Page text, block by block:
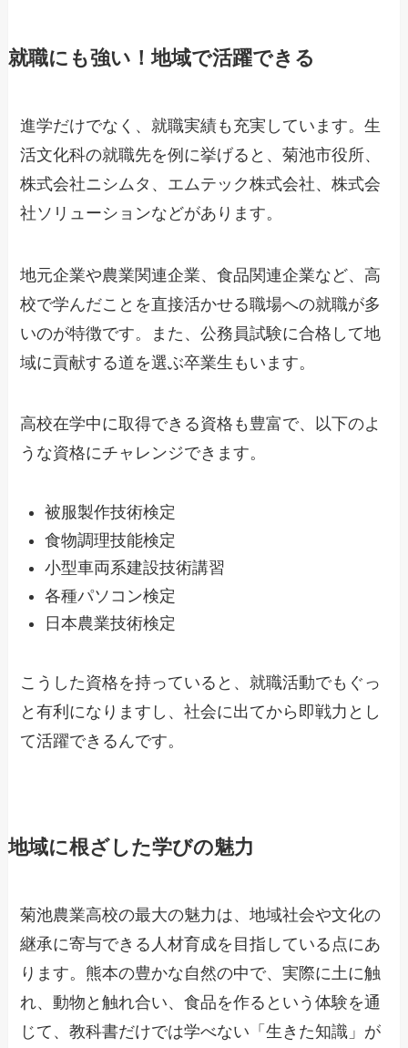
就職にも強い！地域で活躍できる
進学だけでなく、就職実績も充実しています。生
活文化科の就職先を例に挙げると、菊池市役所、
株式会社ニシムタ、エムテック株式会社、株式会
社ソリューションなどがあります。
地元企業や農業関連企業、食品関連企業など、高
校で学んだことを直接活かせる職場への就職が多
いのが特徴です。また、公務員試験に合格して地
域に貢献する道を選ぶ卒業生もいます。
高校在学中に取得できる資格も豊富で、以下のよ
うな資格にチャレンジできます。
被服製作技術検定
食物調理技能検定
小型車両系建設技術講習
各種パソコン検定
日本農業技術検定
こうした資格を持っていると、就職活動でもぐっ
と有利になりますし、社会に出てから即戦力とし
て活躍できるんです。
地域に根ざした学びの魅力
菊池農業高校の最大の魅力は、地域社会や文化の
継承に寄与できる人材育成を目指している点にあ
ります。熊本の豊かな自然の中で、実際に土に触
れ、動物と触れ合い、食品を作るという体験を通
じて、教科書だけでは学べない「生きた知識」が